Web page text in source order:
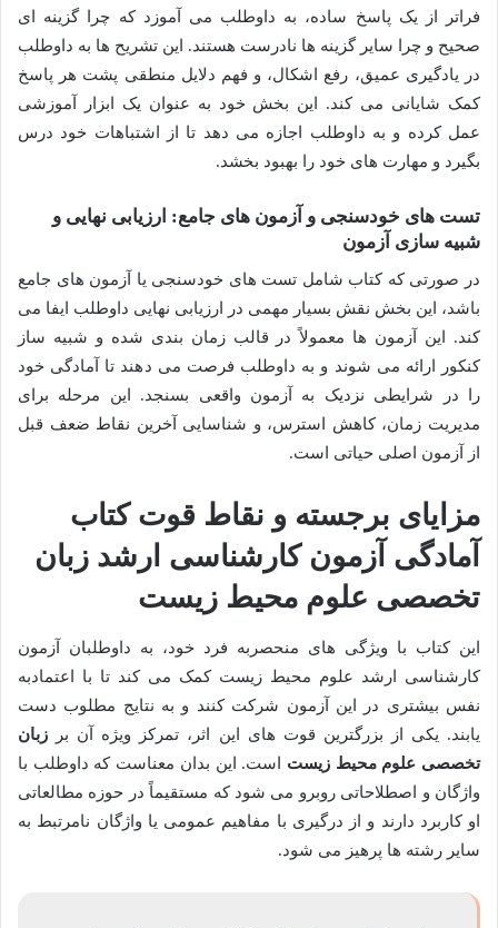
فراتر از یک پاسخ ساده، به داوطلب می آموزد که چرا گزینه ای
صحیح و چرا سایر گزینه ها نادرست هستند. این تشریح ها به داوطلب
در یادگیری عمیق، رفع اشکال، و فهم دلایل منطقی پشت هر پاسخ
کمک شایانی می کند. این بخش خود به عنوان یک ابزار آموزشی
عمل کرده و به داوطلب اجازه می دهد تا از اشتباهات خود درس
بگیرد و مهارت های خود را بهبود بخشد.
تست های خودسنجی و آزمون های جامع: ارزیابی نهایی و
شبیه سازی آزمون
در صورتی که کتاب شامل تست های خودسنجی یا آزمون های جامع
باشد، این بخش نقش بسیار مهمی در ارزیابی نهایی داوطلب ایفا می
کند. این آزمون ها معمولاً در قالب زمان بندی شده و شبیه ساز
کنکور ارائه می شوند و به داوطلب فرصت می دهند تا آمادگی خود
را در شرایطی نزدیک به آزمون واقعی بسنجد. این مرحله برای
مدیریت زمان، کاهش استرس، و شناسایی آخرین نقاط ضعف قبل
از آزمون اصلی حیاتی است.
مزایای برجسته و نقاط قوت کتاب
آمادگی آزمون کارشناسی ارشد زبان
تخصصی علوم محیط زیست
این کتاب با ویژگی های منحصربه فرد خود، به داوطلبان آزمون
کارشناسی ارشد علوم محیط زیست کمک می کند تا با اعتمادبه
نفس بیشتری در این آزمون شرکت کنند و به نتایج مطلوب دست
یابند. یکی از بزرگترین قوت های این اثر، تمرکز ویژه آن بر زبان
تخصصی علوم محیط زیست است. این بدان معناست که داوطلب با
واژگان و اصطلاحاتی روبرو می شود که مستقیماً در حوزه مطالعاتی
او کاربرد دارند و از درگیری با مفاهیم عمومی یا واژگان نامرتبط به
سایر رشته ها پرهیز می شود.